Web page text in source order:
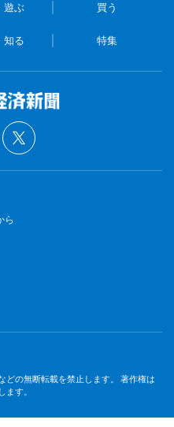
遊ぶ 買う
知る 特集
ら
どの無断転載を禁止します。 著作権は
す。